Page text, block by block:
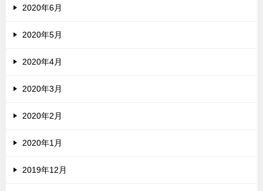
2020年6月
2020年5月
2020年4月
2020年3月
2020年2月
2020年1月
2019年12月